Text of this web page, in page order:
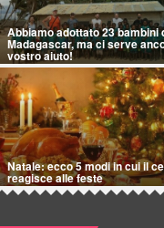
Abbiamo adottato 23 bambini
Madagascar, ma ci serve
vostro aiuto!
Natale: ecco 5 modi in cui il
reagisce alle feste